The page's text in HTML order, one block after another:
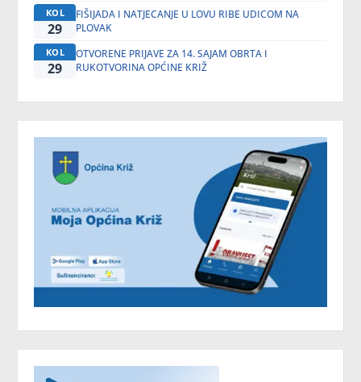
KOL
29
FIŠIJADA I NATJECANJE U LOVU RIBE UDICOM NA
PLOVAK
KOL
29
OTVORENE PRIJAVE ZA 14. SAJAM OBRTA I
RUKOTVORINA OPĆINE KRIŽ